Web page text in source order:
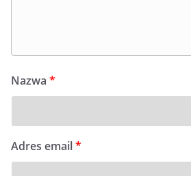
Nazwa *
Adres email*